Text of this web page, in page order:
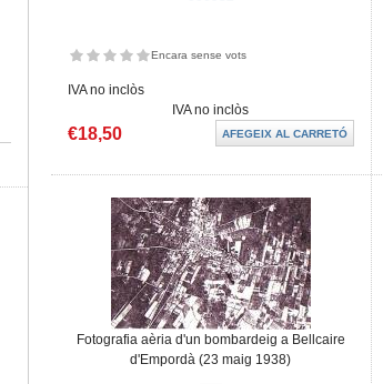
Encara sense vots
IVA no inclòs
IVA no inclòs
€18,50
Fotografia aèria d'un bombardeig a Bellcaire
d'Empordà (23 maig 1938)